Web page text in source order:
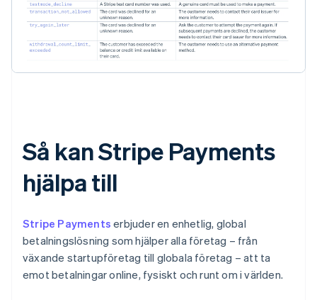
Så kan Stripe Payments
hjälpa till
Stripe Payments erbjuder en enhetlig, global
betalningslösning som hjälper alla företag – från
växande startupföretag till globala företag – att ta
emot betalningar online, fysiskt och runt om i världen.